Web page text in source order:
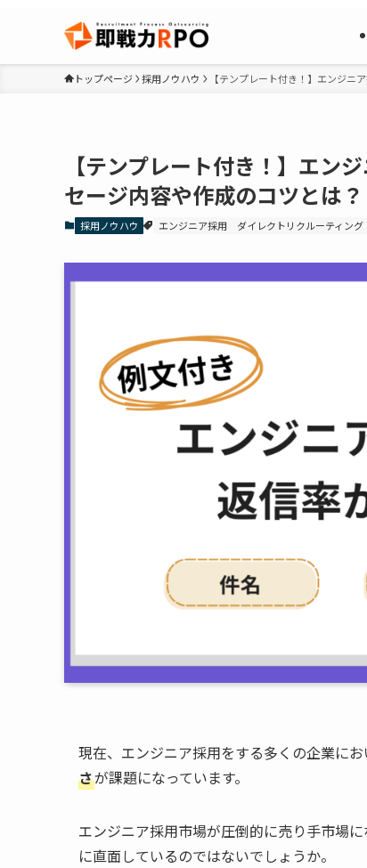
トップページ 採用ノウハウ 【テンプレート付き！】エンジニ
【テンプレート付き！】エン
セージ内容や作成のコツとは？
採用ノウハウ エンジニア採用 ダイレクトリクルーティング
現在、エンジニア採用をする多くの企業にお
さが課題になっています。
エンジニア採用市場が圧倒的に売り手市場
に直面しているのではないでしょうか。